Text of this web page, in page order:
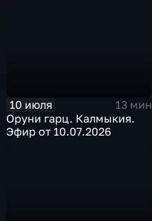
10 июля
13 мин
Оруни гарц. Калмыкия.
Эфир от 10.07.2026